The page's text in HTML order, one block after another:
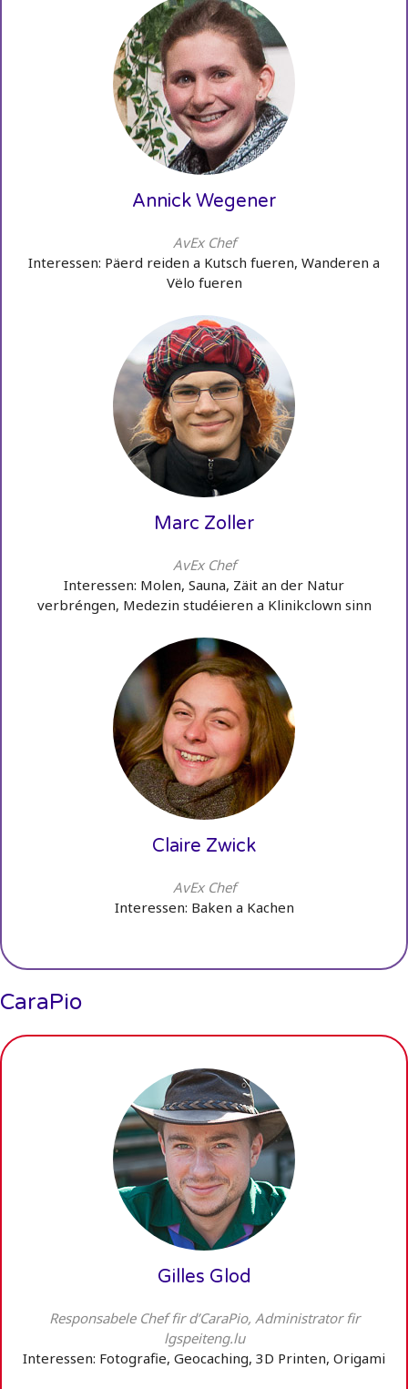
Annick Wegener
AvEx Chef
Interessen: Päerd reiden a Kutsch fueren, Wanderen a
Vëlo fueren
Marc Zoller
AvEx Chef
Interessen: Molen, Sauna, Zäit an der Natur
verbréngen, Medezin studéieren a Klinikclown sinn
Claire Zwick
AvEx Chef
Interessen: Baken a Kachen
CaraPio
Gilles Glod
Responsabele Chef fir d’CaraPio, Administrator fir
lgspeiteng.lu
Interessen: Fotografie, Geocaching, 3D Printen, Origami